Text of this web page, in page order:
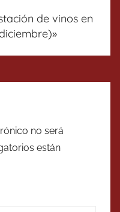
de vinos en
»
no será
están